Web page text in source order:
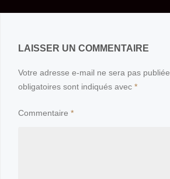
LAISSER UN COMMENTAIRE
Votre adresse e-mail ne sera pas publiée.
obligatoires sont indiqués avec *
Commentaire *